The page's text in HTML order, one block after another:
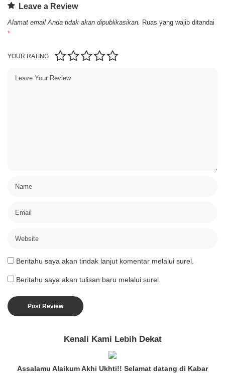
Leave a Review
Alamat email Anda tidak akan dipublikasikan. Ruas yang wajib ditandai
*
YOUR RATING
Beritahu saya akan tindak lanjut komentar melalui surel.
Beritahu saya akan tulisan baru melalui surel.
Kenali Kami Lebih Dekat
Assalamu Alaikum Akhi Ukhti!! Selamat datang di Kabar